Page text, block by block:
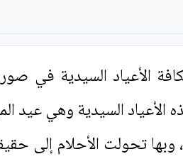
الأعياد السيدية في
السيدية وهي عيد
تحولت الأحلام إلى